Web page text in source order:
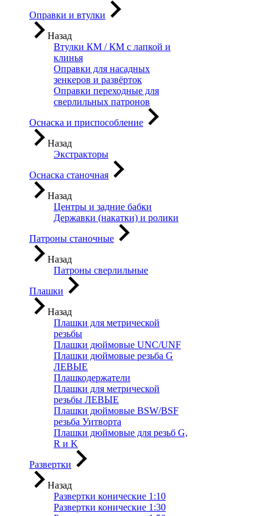
Оправки и втулки
Назад
Втулки КМ / КМ с лапкой и
клинья
Оправки для насадных
зенкеров и развёрток
Оправки переходные для
сверлильных патронов
Оснаска и приспособление
Назад
Экстракторы
Оснаска станочная
Назад
Центры и задние бабки
Державки (накатки) и ролики
Патроны станочные
Назад
Патроны сверлильные
Плашки
Назад
Плашки для метрической
резьбы
Плашки дюймовые UNC/UNF
Плашки дюймовые резьба G
ЛЕВЫЕ
Плашкодержатели
Плашки для метрической
резьбы ЛЕВЫЕ
Плашки дюймовые BSW/BSF
резьба Уитворта
Плашки дюймовые для резьб G,
R и K
Развертки
Назад
Развертки конические 1:10
Развертки конические 1:30